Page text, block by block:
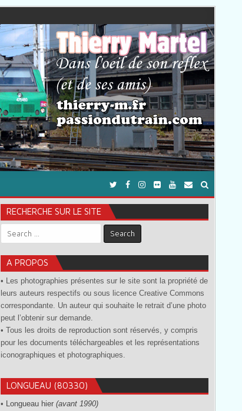
RECHERCHE SUR LE SITE
Search for:
A PROPOS
• Les photographies présentes sur le site sont la propriété de
leurs auteurs respectifs ou sous licence Creative Commons
correspondante. Un auteur qui souhaite le retrait d’une photo
peut l’obtenir sur demande.
• Tous les droits de reproduction sont réservés, y compris
pour les documents téléchargeables et les représentations
iconographiques et photographiques.
LONGUEAU (80330)
• Longueau hier (avant 1990)